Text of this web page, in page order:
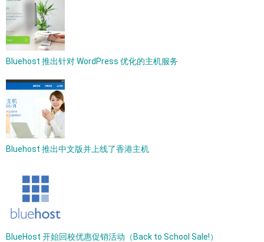
Bluehost 推出针对 WordPress 优化的主机服务
Bluehost 推出中文版并上线了香港主机
BlueHost 开始回校优惠促销活动（Back to School Sale!）